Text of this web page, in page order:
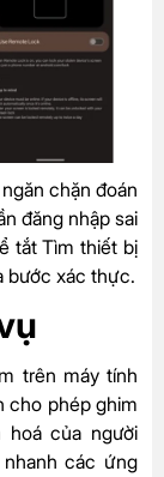
chặn đoán
đăng nhập sai
tắt Tìm thiết bị
bước xác thực.
trên máy tính
cho phép ghim
của người
các ứng